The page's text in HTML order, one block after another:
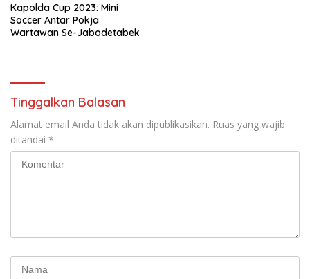
Kapolda Cup 2023: Mini
Soccer Antar Pokja
Wartawan Se-Jabodetabek
Tinggalkan Balasan
Alamat email Anda tidak akan dipublikasikan. Ruas yang wajib
ditandai *